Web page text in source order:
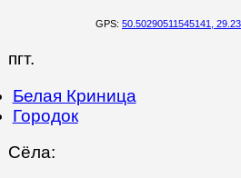
GPS: 50.50290511545141,
пгт.
Белая Криница
Городок
Сёла: